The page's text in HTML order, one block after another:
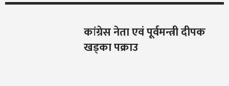
कांग्रेस नेता एवं पूर्वमन्त्री दीपक
खड्का पक्राउ